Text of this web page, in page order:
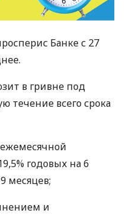
Банке с 27
в гривне под
течение всего срока
ежемесячной
годовых на 6
месяцев;
и